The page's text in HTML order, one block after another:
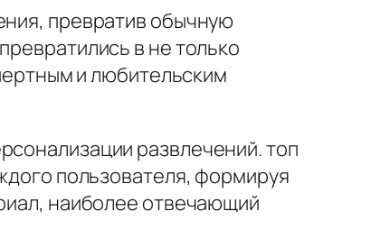
превратив обычную
в не только
и любительским
развлечений. топ
пользователя, формируя
наиболее отвечающий